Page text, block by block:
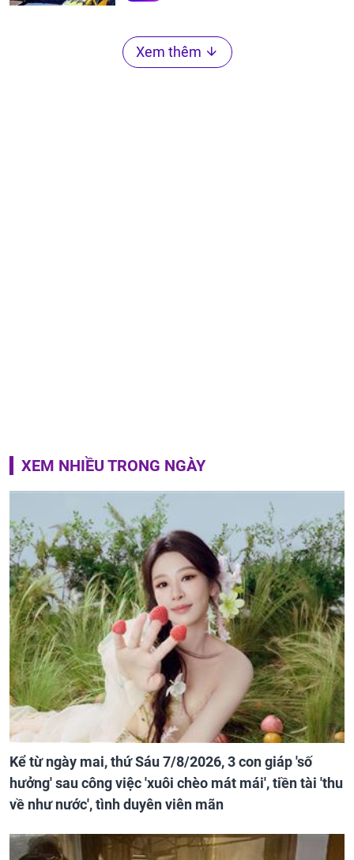
Xem thêm
XEM NHIỀU TRONG NGÀY
Kể từ ngày mai, thứ Sáu 7/8/2026, 3 con giáp 'số
hưởng' sau công việc 'xuôi chèo mát mái', tiền tài 'thu
về như nước', tình duyên viên mãn